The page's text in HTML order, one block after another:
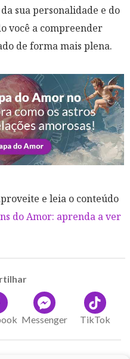
sua personalidade e do
você a compreender
de forma mais plena.
e leia o conteúdo
do Amor: aprenda a ver
Messenger TikTok